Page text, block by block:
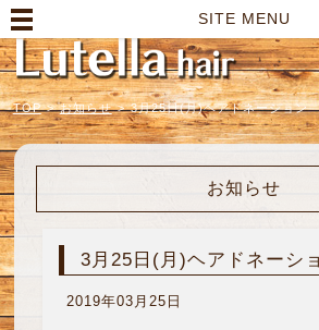
SITE MENU
TOP > お知らせ > 3月25日(月)ヘアドネーション
お知らせ
3月25日(月)ヘアドネーシ
2019年03月25日